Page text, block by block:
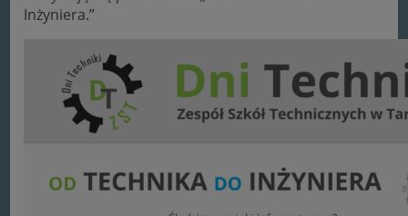
Inżyniera.”